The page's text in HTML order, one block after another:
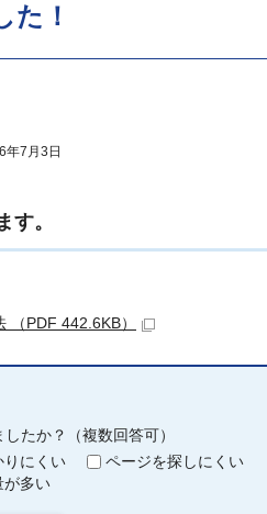
た！
7月3日
す。
（PDF 442.6KB）
たか？（複数回答可）
りにくい
ページを探しにくい
が多い